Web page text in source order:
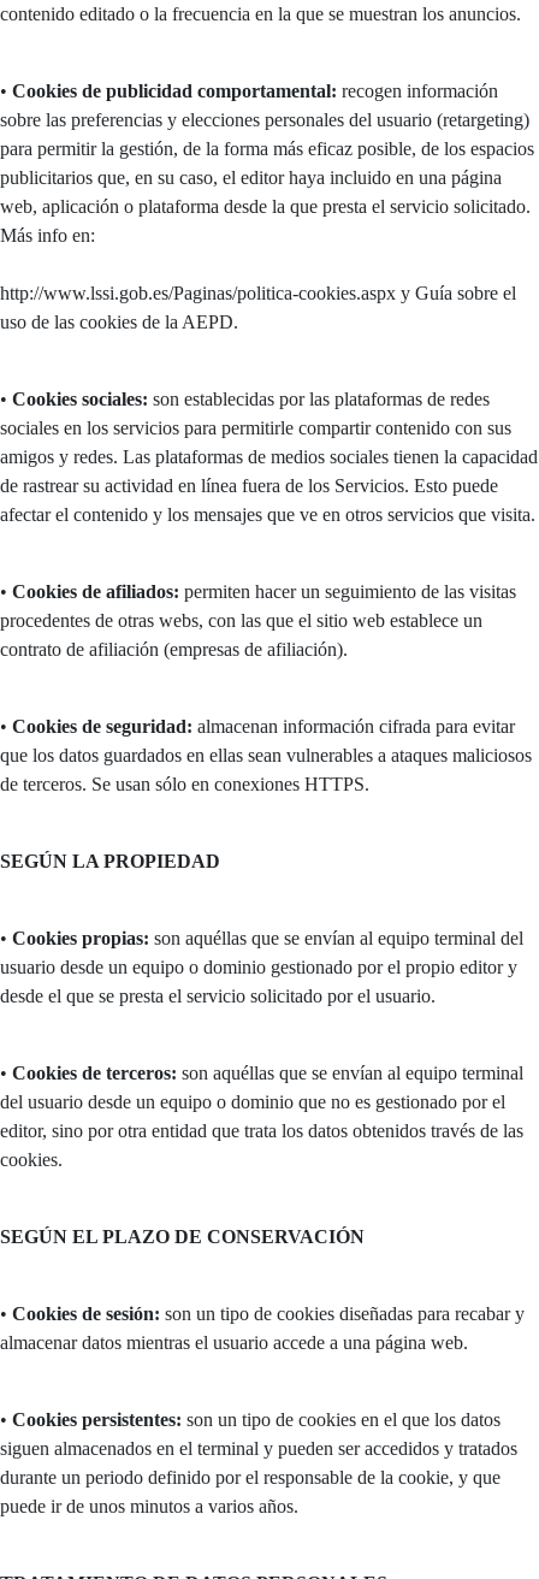
contenido editado o la frecuencia en la que se muestran los anuncios.
• Cookies de publicidad comportamental: recogen información
sobre las preferencias y elecciones personales del usuario (retargeting)
para permitir la gestión, de la forma más eficaz posible, de los espacios
publicitarios que, en su caso, el editor haya incluido en una página
web, aplicación o plataforma desde la que presta el servicio solicitado.
Más info en:
http://www.lssi.gob.es/Paginas/politica-cookies.aspx y Guía sobre el
uso de las cookies de la AEPD.
• Cookies sociales: son establecidas por las plataformas de redes
sociales en los servicios para permitirle compartir contenido con sus
amigos y redes. Las plataformas de medios sociales tienen la capacidad
de rastrear su actividad en línea fuera de los Servicios. Esto puede
afectar el contenido y los mensajes que ve en otros servicios que visita.
• Cookies de afiliados: permiten hacer un seguimiento de las visitas
procedentes de otras webs, con las que el sitio web establece un
contrato de afiliación (empresas de afiliación).
• Cookies de seguridad: almacenan información cifrada para evitar
que los datos guardados en ellas sean vulnerables a ataques maliciosos
de terceros. Se usan sólo en conexiones HTTPS.
SEGÚN LA PROPIEDAD
• Cookies propias: son aquéllas que se envían al equipo terminal del
usuario desde un equipo o dominio gestionado por el propio editor y
desde el que se presta el servicio solicitado por el usuario.
• Cookies de terceros: son aquéllas que se envían al equipo terminal
del usuario desde un equipo o dominio que no es gestionado por el
editor, sino por otra entidad que trata los datos obtenidos través de las
cookies.
SEGÚN EL PLAZO DE CONSERVACIÓN
• Cookies de sesión: son un tipo de cookies diseñadas para recabar y
almacenar datos mientras el usuario accede a una página web.
• Cookies persistentes: son un tipo de cookies en el que los datos
siguen almacenados en el terminal y pueden ser accedidos y tratados
durante un periodo definido por el responsable de la cookie, y que
puede ir de unos minutos a varios años.